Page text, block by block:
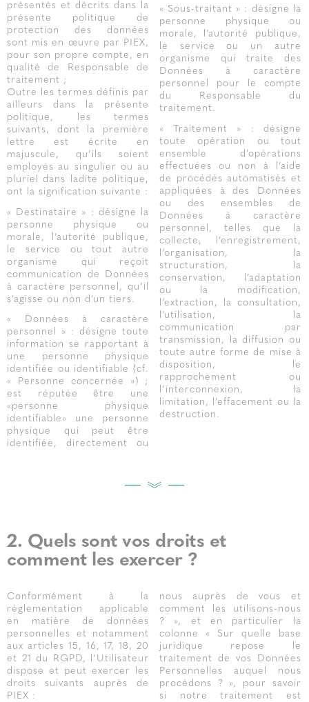
présentés et décrits dans la
présente politique de
protection des données
sont mis en œuvre par PIEX,
pour son propre compte, en
qualité de Responsable de
traitement ;
Outre les termes définis par
ailleurs dans la présente
politique, les termes
suivants, dont la première
lettre est écrite en
majuscule, qu’ils soient
employés au singulier ou au
pluriel dans ladite politique,
ont la signification suivante :
« Destinataire » : désigne la
personne physique ou
morale, l’autorité publique,
le service ou tout autre
organisme qui reçoit
communication de Données
à caractère personnel, qu’il
s’agisse ou non d’un tiers.
« Données à caractère
personnel » : désigne toute
information se rapportant à
une personne physique
identifiée ou identifiable (cf.
« Personne concernée ») ;
est réputée être une
«personne physique
identifiable» une personne
physique qui peut être
identifiée, directement ou
« Sous-traitant » : désigne la
personne physique ou
morale, l’autorité publique,
le service ou un autre
organisme qui traite des
Données à caractère
personnel pour le compte
du Responsable du
traitement.
« Traitement » : désigne
toute opération ou tout
ensemble d’opérations
effectuées ou non à l’aide
de procédés automatisés et
appliquées à des Données
ou des ensembles de
Données à caractère
personnel, telles que la
collecte, l’enregistrement,
l’organisation, la
structuration, la
conservation, l’adaptation
ou la modification,
l’extraction, la consultation,
l’utilisation, la
communication par
transmission, la diffusion ou
toute autre forme de mise à
disposition, le
rapprochement ou
l’interconnexion, la
limitation, l’effacement ou la
destruction.
2. Quels sont vos droits et
comment les exercer ?
Conformément à la
réglementation applicable
en matière de données
personnelles et notamment
aux articles 15, 16, 17, 18, 20
et 21 du RGPD, l’Utilisateur
dispose et peut exercer les
droits suivants auprès de
PIEX :
nous auprès de vous et
comment les utilisons-nous
? », et en particulier la
colonne « Sur quelle base
juridique repose le
traitement de vos Données
Personnelles auquel nous
procédons ? », pour savoir
si notre traitement est